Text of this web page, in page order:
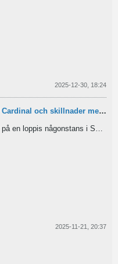
2025-12-30, 18:24
och skillnader mellan äldre rullar?
2025-11-21, 20:37